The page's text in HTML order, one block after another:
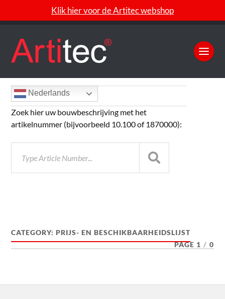
Klik hier voor de Artitec webshop
CATEGORY:PRIJS- EN BESCHIKBAARHEIDSLIJST
PAGE 1 / 0
Nederlands
Zoek hier uw bouwbeschrijving met het
artikelnummer (bijvoorbeeld 10.100 of 1870000):